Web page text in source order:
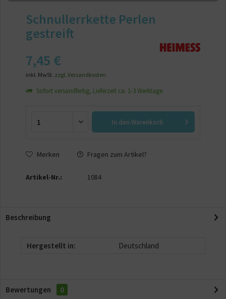
Schnullerrkette Perlen
gestreift
7,45 €
inkl. MwSt. zzgl. Versandkosten
Sofort versandfertig, Lieferzeit ca. 1-3 Werktage.
In den Warenkorb
Merken Fragen zum Artikel?
Artikel-Nr.: 1084
Beschreibung
Hergestellt in: Deutschland
Bewertungen
0